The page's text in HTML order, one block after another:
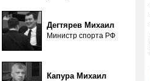
Дегтярев Михаил
Министр спорта РФ
Капура Михаил